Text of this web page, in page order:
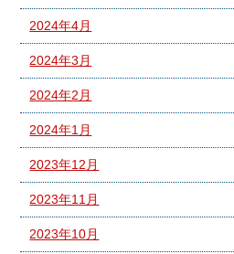
2024年4月
2024年3月
2024年2月
2024年1月
2023年12月
2023年11月
2023年10月